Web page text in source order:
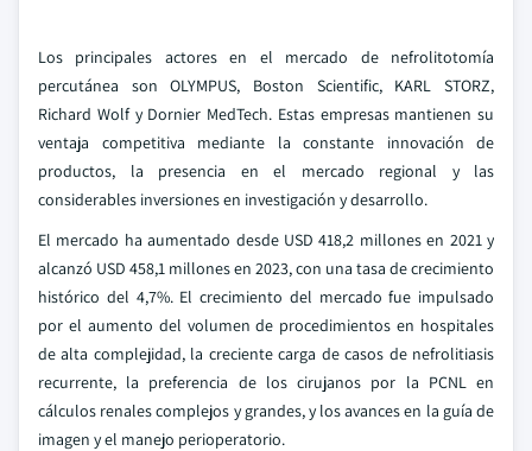
Los principales actores en el mercado de nefrolitotomía
percutánea son OLYMPUS, Boston Scientific, KARL STORZ,
Richard Wolf y Dornier MedTech. Estas empresas mantienen su
ventaja competitiva mediante la constante innovación de
productos, la presencia en el mercado regional y las
considerables inversiones en investigación y desarrollo.
El mercado ha aumentado desde USD 418,2 millones en 2021 y
alcanzó USD 458,1 millones en 2023, con una tasa de crecimiento
histórico del 4,7%. El crecimiento del mercado fue impulsado
por el aumento del volumen de procedimientos en hospitales
de alta complejidad, la creciente carga de casos de nefrolitiasis
recurrente, la preferencia de los cirujanos por la PCNL en
cálculos renales complejos y grandes, y los avances en la guía de
imagen y el manejo perioperatorio.